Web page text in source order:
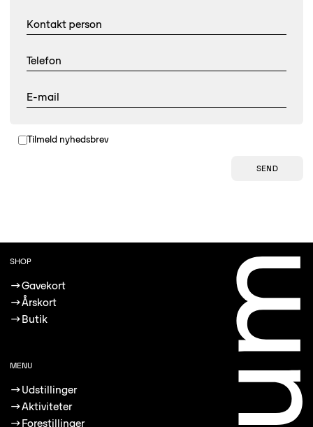
Tilmeld nyhedsbrev
SEND
SHOP
→Gavekort
→Årskort
→Butik
MENU
→Udstillinger
→Aktiviteter
→Forestillinger